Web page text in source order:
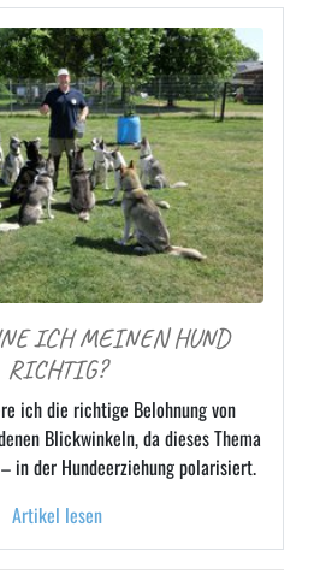
ICH MEINEN HUND
RICHTIG?
ich die richtige Belohnung von
Blickwinkeln, da dieses Thema
in der Hundeerziehung polarisiert.
Artikel lesen